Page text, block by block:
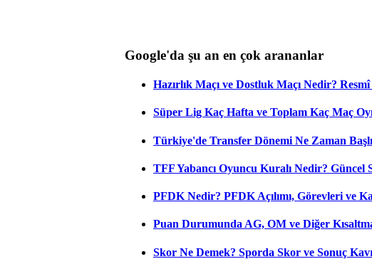
Google'da şu an en çok arananlar
Hazırlık Maçı ve Dostluk Maçı Nedir?
Süper Lig Kaç Hafta ve Toplam Kaç Maç
Türkiye'de Transfer Dönemi Ne Zaman
TFF Yabancı Oyuncu Kuralı Nedir? Güncel
PFDK Nedir? PFDK Açılımı, Görevleri ve
Puan Durumunda AG, OM ve Diğer
Skor Ne Demek? Sporda Skor ve Sonuç